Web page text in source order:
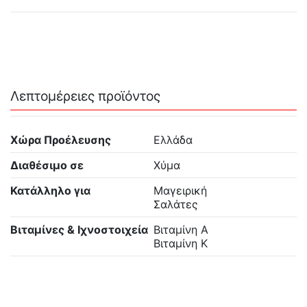
Λεπτομέρειες προϊόντος
Χώρα Προέλευσης
Ελλάδα
Διαθέσιμο σε
Χύμα
Κατάλληλο για
Μαγειρική
Σαλάτες
Βιταμίνες & Ιχνοστοιχεία Βιταμίνη Α
Βιταμίνη Κ